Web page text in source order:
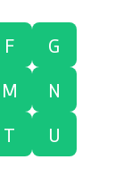
F
G
M
N
T
U